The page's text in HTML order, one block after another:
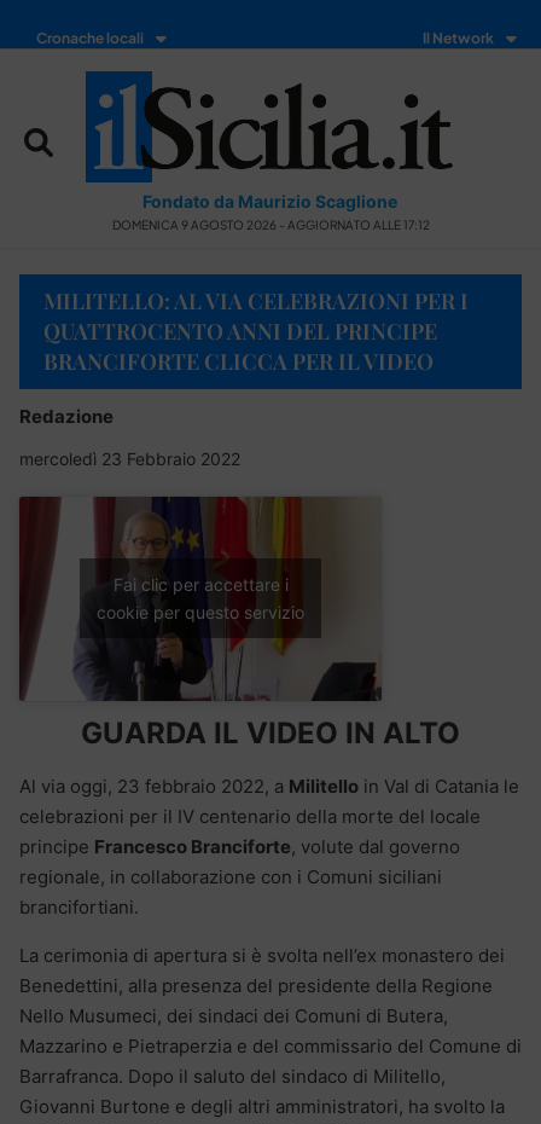
Cronache locali Il Network
Fondato da Maurizio Scaglione
DOMENICA 9 AGOSTO 2026 - AGGIORNATO ALLE 17:12
MILITELLO: AL VIA CELEBRAZIONI PER I
QUATTROCENTO ANNI DEL PRINCIPE
BRANCIFORTE CLICCA PER IL VIDEO
Redazione
mercoledì 23 Febbraio 2022
Fai clic per accettare i
cookie per questo servizio
GUARDA IL VIDEO IN ALTO
Al via oggi, 23 febbraio 2022, a Militello in Val di Catania le
celebrazioni per il IV centenario della morte del locale
principe Francesco Branciforte, volute dal governo
regionale, in collaborazione con i Comuni siciliani
brancifortiani.
La cerimonia di apertura si è svolta nell’ex monastero dei
Benedettini, alla presenza del presidente della Regione
Nello Musumeci, dei sindaci dei Comuni di Butera,
Mazzarino e Pietraperzia e del commissario del Comune di
Barrafranca. Dopo il saluto del sindaco di Militello,
Giovanni Burtone e degli altri amministratori, ha svolto la